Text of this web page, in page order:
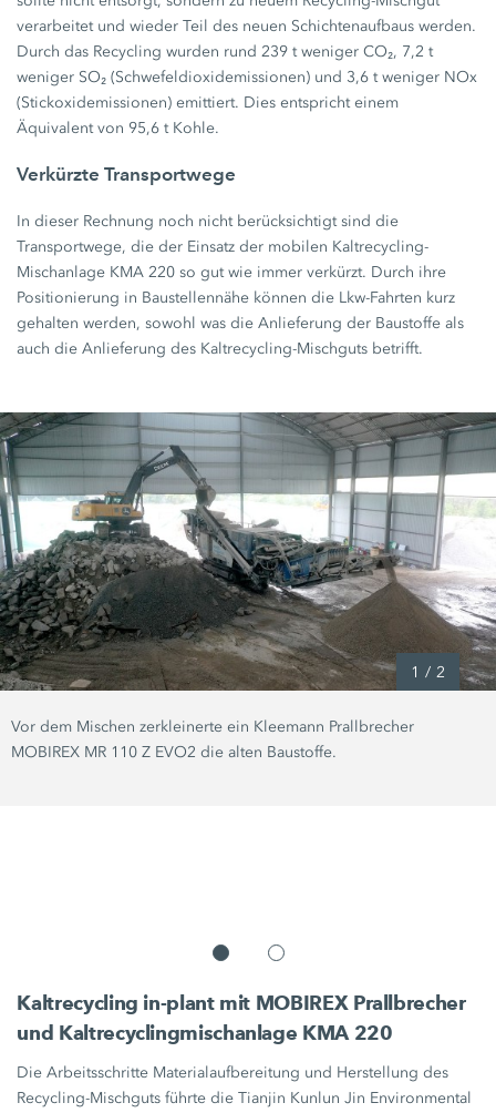
verarbeitet und wieder Teil des neuen Schichtenaufbaus werden.
Durch das Recycling wurden rund239 tweniger CO₂, 7,2 t
weniger SO₂ (Schwefeldioxidemissionen) und 3,6 tweniger NOx
(Stickoxidemissionen) emittiert. Dies entspricht einem
Äquivalent von 95,6 tKohle.
Verkürzte Transportwege
In dieser Rechnung noch nicht berücksichtigt sind die
Transportwege, die der Einsatz der mobilen Kaltrecycling-
Mischanlage KMA 220 so gut wie immer verkürzt. Durch ihre
Positionierung in Baustellennähe können die Lkw-Fahrten kurz
gehalten werden, sowohl was die Anlieferung der Baustoffe als
auch die Anlieferung des Kaltrecycling-Mischguts betrifft.
1 / 2
Vor dem Mischen zerkleinerte ein Kleemann Prallbrecher
MOBIREX MR 110 Z EVO2 die alten Baustoffe.
Kaltrecycling in-plant mit MOBIREX Prallbrecher
und Kaltrecyclingmischanlage KMA 220
Die Arbeitsschritte Materialaufbereitung und Herstellung des
Recycling-Mischguts führte die Tianjin Kunlun Jin Environmental